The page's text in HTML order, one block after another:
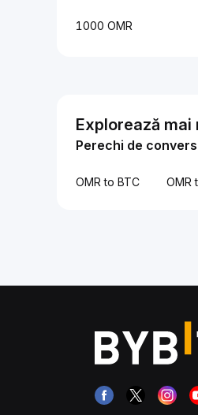
1000 OMR
Explorează mai
Perechi de
OMR to BTC OMR